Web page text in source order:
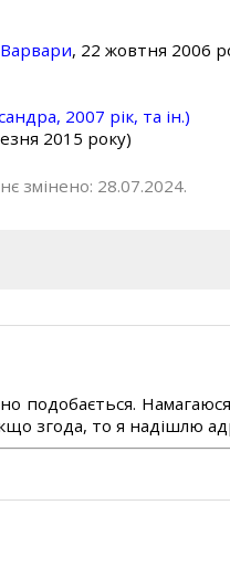
, 22 жовтня 2006
2007 рік, та ін.)
2015 року)
змінено: 28.07.2024.
подобається.
згода, то я надішлю